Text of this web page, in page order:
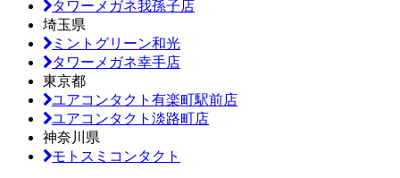
タワーメガネ我孫子店
埼玉県
ミントグリーン和光
タワーメガネ幸手店
東京都
ユアコンタクト有楽町駅前店
ユアコンタクト淡路町店
神奈川県
モトスミコンタクト